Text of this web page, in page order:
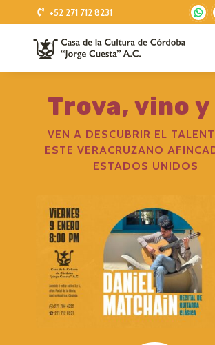
+52 271 712 8231
Trova, vino
VEN A DESCUBRIR EL
ESTE VERACRUZANO
ESTADOS UNIDOS